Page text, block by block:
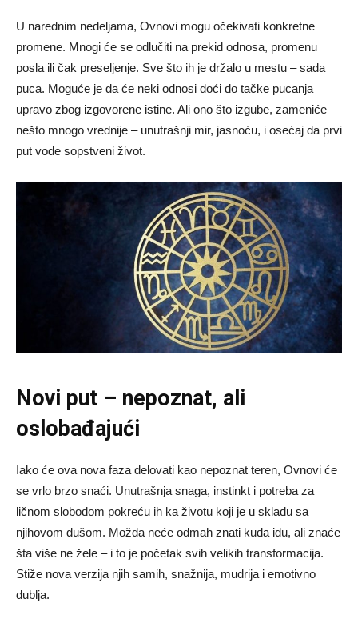
U narednim nedeljama, Ovnovi mogu očekivati konkretne
promene. Mnogi će se odlučiti na prekid odnosa, promenu
posla ili čak preseljenje. Sve što ih je držalo u mestu – sada
puca. Moguće je da će neki odnosi doći do tačke pucanja
upravo zbog izgovorene istine. Ali ono što izgube, zameniće
nešto mnogo vrednije – unutrašnji mir, jasnoću, i osećaj da prvi
put vode sopstveni život.
Novi put – nepoznat, ali
oslobađajući
Iako će ova nova faza delovati kao nepoznat teren, Ovnovi će
se vrlo brzo snaći. Unutrašnja snaga, instinkt i potreba za
ličnom slobodom pokreću ih ka životu koji je u skladu sa
njihovom dušom. Možda neće odmah znati kuda idu, ali znaće
šta više ne žele – i to je početak svih velikih transformacija.
Stiže nova verzija njih samih, snažnija, mudrija i emotivno
dublja.